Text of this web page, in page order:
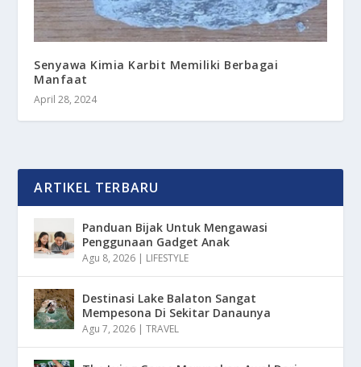
Senyawa Kimia Karbit Memiliki Berbagai
Manfaat
April 28, 2024
ARTIKEL TERBARU
Panduan Bijak Untuk Mengawasi
Penggunaan Gadget Anak
Agu 8, 2026 | LIFESTYLE
Destinasi Lake Balaton Sangat
Mempesona Di Sekitar Danaunya
Agu 7, 2026 |TRAVEL